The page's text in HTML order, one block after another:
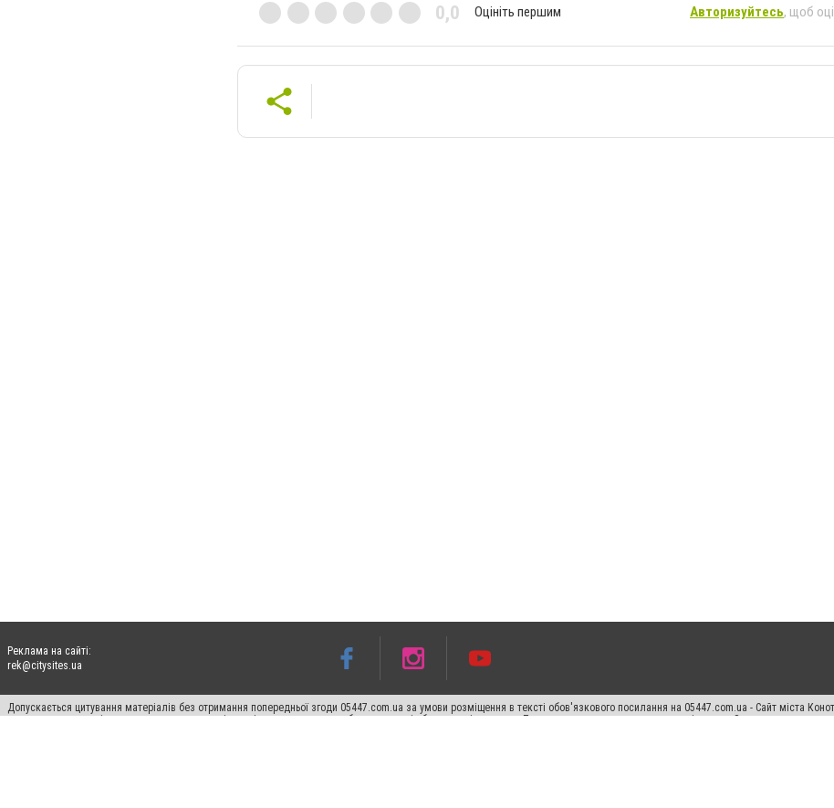
0,0 Оцініть першим Авторизуйтесь, щоб
Реклама на сайті:
rek@citysites.ua
Допускається цитування матеріалів без отримання попередньої згоди 05447.com.ua за умови розміщення в тексті обов'язкового посилання на 05447.com.ua - Сайт міста
пошукових систем гіперпосилання на цитовані статті не нижче другого абзацу в тексті або в якості джерела. Порушення виняткових прав переслідується Законом.